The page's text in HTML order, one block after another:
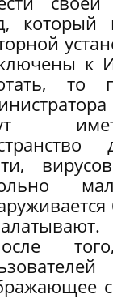
который
к